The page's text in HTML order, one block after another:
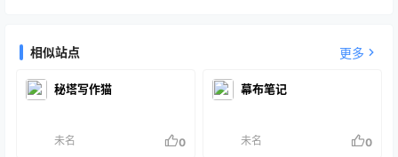
相似站点 更多
秘塔写作猫
未名 0
幕布笔记
未名 0